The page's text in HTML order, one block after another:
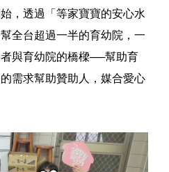
，透過「等家寶寶的安心水
全台超過一半的育幼院，一
與育幼院的橋樑──幫助育
需求幫助贊助人，媒合愛心